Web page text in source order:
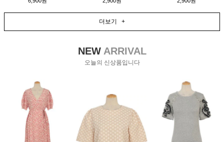
더보기 +
NEWARRIVAL
오늘의 신상품입니다